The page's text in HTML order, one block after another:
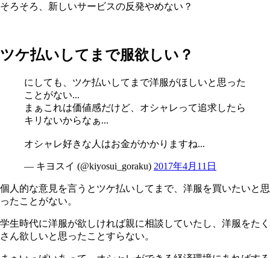
そろそろ、新しいサービスの反発やめない？
ツケ払いしてまで服欲しい？
にしても、ツケ払いしてまで洋服がほしいと思った
ことがない...
まぁこれは価値感だけど、オシャレって追求したら
キリないからなぁ...
オシャレ好きな人はお金がかかりますね...
— キヨスイ (@kiyosui_goraku) 2017年4月11日
個人的な意見を言うとツケ払いしてまで、洋服を買いたいと思
ったことがない。
学生時代に洋服が欲しければ親に相談していたし、洋服をたく
さん欲しいと思ったことすらない。